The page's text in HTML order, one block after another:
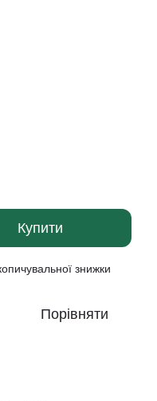
Купити
знижки
Порівняти